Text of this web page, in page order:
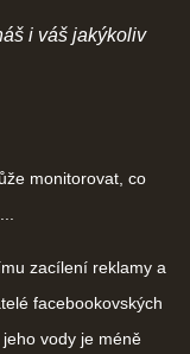
i váš jakýkoliv
monitorovat, co
zacílení reklamy a
facebookovských
vody je méně